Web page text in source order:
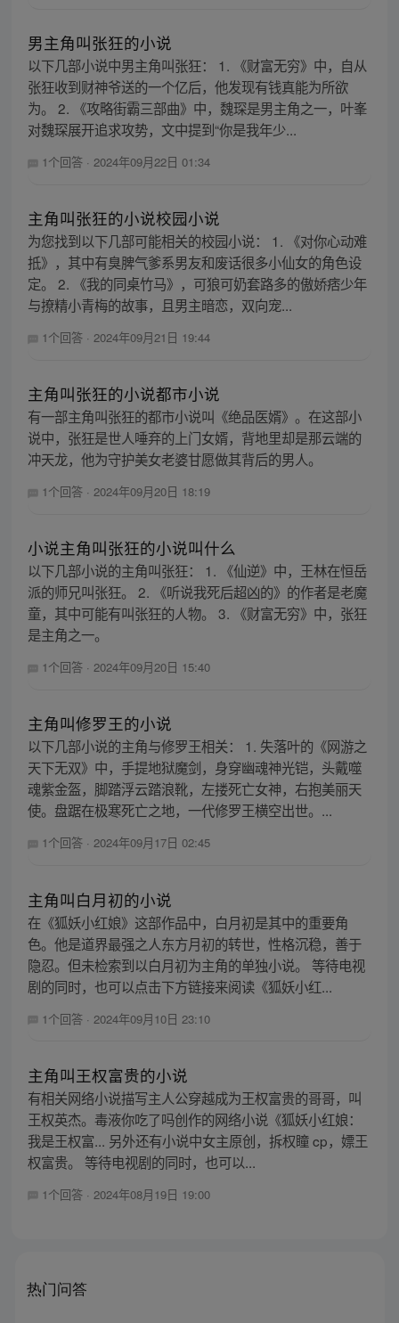
男主角叫张狂的小说
以下几部小说中男主角叫张狂： 1. 《财富无穷》中，自从
张狂收到财神爷送的一个亿后，他发现有钱真能为所欲
为。 2. 《攻略街霸三部曲》中，魏琛是男主角之一，叶峯
对魏琛展开追求攻势，文中提到“你是我年少...
1个回答 · 2024年09月22日 01:34
主角叫张狂的小说校园小说
为您找到以下几部可能相关的校园小说： 1. 《对你心动难
抵》，其中有臭脾气爹系男友和废话很多小仙女的角色设
定。 2. 《我的同桌竹马》，可狼可奶套路多的傲娇痞少年
与撩精小青梅的故事，且男主暗恋，双向宠...
1个回答 · 2024年09月21日 19:44
主角叫张狂的小说都市小说
有一部主角叫张狂的都市小说叫《绝品医婿》。在这部小
说中，张狂是世人唾弃的上门女婿，背地里却是那云端的
冲天龙，他为守护美女老婆甘愿做其背后的男人。
1个回答 · 2024年09月20日 18:19
小说主角叫张狂的小说叫什么
以下几部小说的主角叫张狂： 1. 《仙逆》中，王林在恒岳
派的师兄叫张狂。 2. 《听说我死后超凶的》的作者是老魔
童，其中可能有叫张狂的人物。 3. 《财富无穷》中，张狂
是主角之一。
1个回答 · 2024年09月20日 15:40
主角叫修罗王的小说
以下几部小说的主角与修罗王相关： 1. 失落叶的《网游之
天下无双》中，手提地狱魔剑，身穿幽魂神光铠，头戴噬
魂紫金盔，脚踏浮云踏浪靴，左搂死亡女神，右抱美丽天
使。盘踞在极寒死亡之地，一代修罗王横空出世。...
1个回答 · 2024年09月17日 02:45
主角叫白月初的小说
在《狐妖小红娘》这部作品中，白月初是其中的重要角
色。他是道界最强之人东方月初的转世，性格沉稳，善于
隐忍。但未检索到以白月初为主角的单独小说。 等待电视
剧的同时，也可以点击下方链接来阅读《狐妖小红...
1个回答 · 2024年09月10日 23:10
主角叫王权富贵的小说
有相关网络小说描写主人公穿越成为王权富贵的哥哥，叫
王权英杰。毒液你吃了吗创作的网络小说《狐妖小红娘：
我是王权富... 另外还有小说中女主原创，拆权瞳 cp，嫖王
权富贵。 等待电视剧的同时，也可以...
1个回答 · 2024年08月19日 19:00
热门问答